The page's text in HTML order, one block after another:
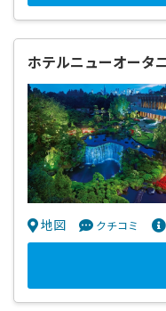
ホテルニューオータ
地図 クチコミ